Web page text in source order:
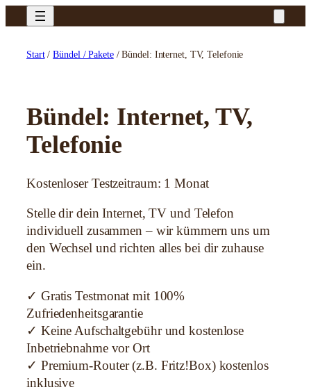
Inhalt
springen
Start/Bündel / Pakete/ Bündel: Internet, TV, Telefonie
Bündel: Internet, TV,
Telefonie
Kostenloser Testzeitraum: 1 Monat
Stelle dir dein Internet, TV und Telefon
individuell zusammen – wir kümmern uns um
den Wechsel und richten alles bei dir zuhause
ein.
✓ Gratis Testmonat mit 100%
Zufriedenheitsgarantie
✓ Keine Aufschaltgebühr und kostenlose
Inbetriebnahme vor Ort
✓ Premium-Router (z.B. Fritz!Box) kostenlos
inklusive